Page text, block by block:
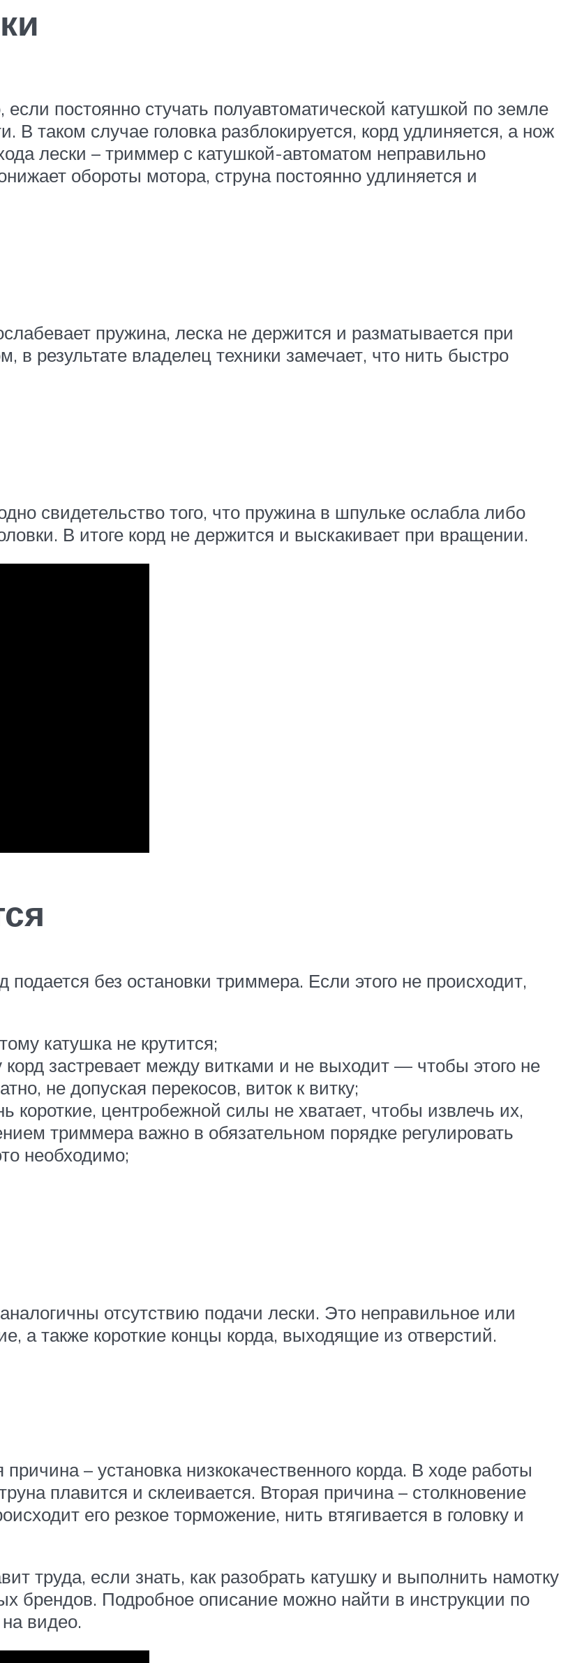
постоянно стучать полуавтоматической катушкой по земле
таком случае головка разблокируется, корд удлиняется, а нож
лески – триммер с катушкой-автоматом неправильно
обороты мотора, струна постоянно удлиняется и
пружина, леска не держится и разматывается при
в результате владелец техники замечает, что нить быстро
свидетельство того, что пружина в шпульке ослабла либо
В итоге корд не держится и выскакивает при вращении.
без остановки триммера. Если этого не происходит,
катушка не крутится;
застревает между витками и не выходит — чтобы этого не
не допуская перекосов, виток к витку;
короткие, центробежной силы не хватает, чтобы извлечь их,
триммера важно в обязательном порядке регулировать
необходимо;
отсутствию подачи лески. Это неправильное или
а также короткие концы корда, выходящие из отверстий.
– установка низкокачественного корда. В ходе работы
плавится и склеивается. Вторая причина – столкновение
его резкое торможение, нить втягивается в головку и
труда, если знать, как разобрать катушку и выполнить намотку
брендов. Подробное описание можно найти в инструкции по
видео.